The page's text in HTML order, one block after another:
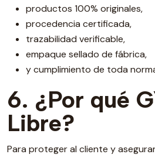
productos 100% originales,
procedencia certificada,
trazabilidad verificable,
empaque sellado de fábrica,
y cumplimiento de toda
6. ¿Por qué
Libre?
Para proteger al cliente y